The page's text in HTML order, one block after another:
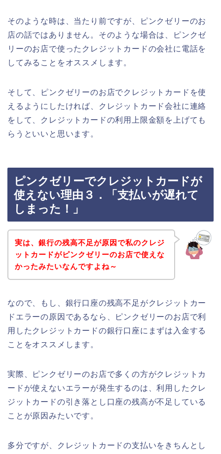
そのような時は、当たり前ですが、ピンクゼリーのお
店の話ではありません。そのような場合は、ピンクゼ
リーのお店で使ったクレジットカードの会社に電話を
してみることをオススメします。
そして、ピンクゼリーのお店でクレジットカードを使
えるようにしたければ、クレジットカード会社に連絡
をして、クレジットカードの利用上限金額を上げても
らうといいと思います。
ピンクゼリーでクレジットカードが
使えない理由３．「支払いが遅れて
しまった！」
実は、銀行の残高不足が原因で私のクレジ
ットカードがピンクゼリーのお店で使えな
かったみたいなんですよね～
なので、もし、銀行口座の残高不足がクレジットカー
ドエラーの原因であるなら、ピンクゼリーのお店で利
用したクレジットカードの銀行口座にまずは入金する
ことをオススメします。
実際、ピンクゼリーのお店で多くの方がクレジットカ
ードが使えないエラーが発生するのは、利用したクレ
ジットカードの引き落とし口座の残高が不足している
ことが原因みたいです。
多分ですが、クレジットカードの支払いをきちんとし